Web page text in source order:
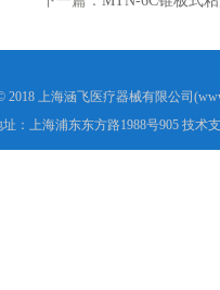
2018 上海涵飞医疗器械有限公司
址：上海浦东东方路1988号905 技术